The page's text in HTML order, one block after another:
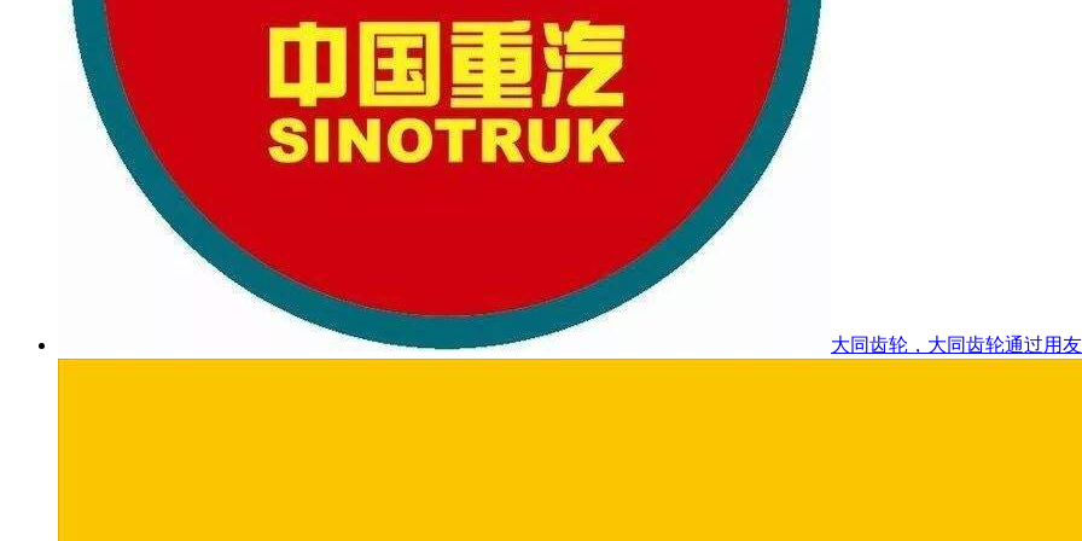
大同齿轮，大同齿轮通过用